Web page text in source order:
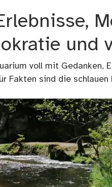
und
voll mit Gedanken,
Fakten sind die schlauen